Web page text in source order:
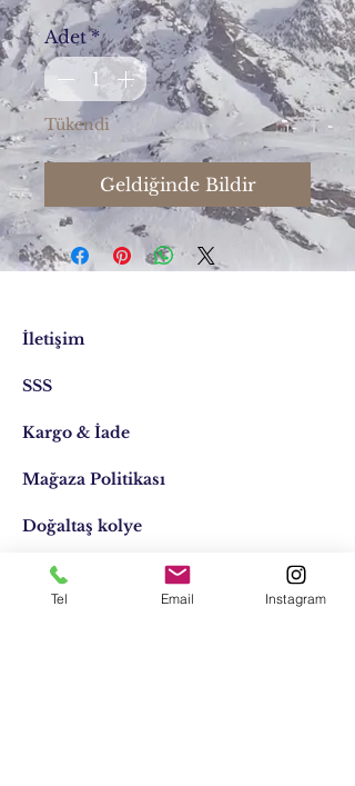
Adet *
Tükendi
Geldiğinde Bildir
İletişim
SSS
Kargo & İade
Mağaza Politikası
Doğaltaş kolye
Doğaltaş kişiye özel
Tel Email Instagram